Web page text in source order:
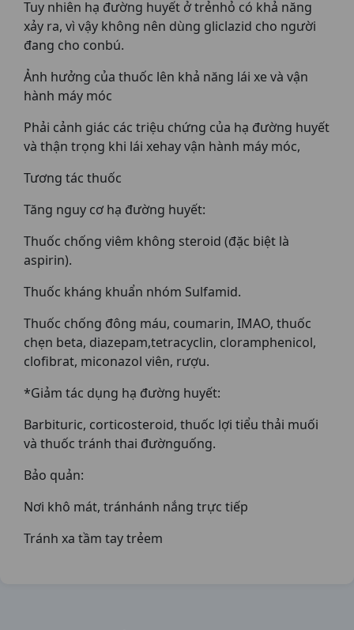
Tuy nhiên hạ đường huyết ở trẻnhỏ có khả năng
xảy ra, vì vậy không nên dùng gliclazid cho người
đang cho conbú.
Ảnh hưởng của thuốc lên khả năng lái xe và vận
hành máy móc
Phải cảnh giác các triệu chứng của hạ đường huyết
và thận trọng khi lái xehay vận hành máy móc,
Tương tác thuốc
Tăng nguy cơ hạ đường huyết:
Thuốc chống viêm không steroid (đặc biệt là
aspirin).
Thuốc kháng khuẩn nhóm Sulfamid.
Thuốc chống đông máu, coumarin, IMAO, thuốc
chẹn beta, diazepam,tetracyclin, cloramphenicol,
clofibrat, miconazol viên, rượu.
*Giảm tác dụng hạ đường huyết:
Barbituric, corticosteroid, thuốc lợi tiểu thải muối
và thuốc tránh thai đườnguống.
Bảo quản:
Nơi khô mát, tránhánh nắng trực tiếp
Tránh xa tầm tay trẻem